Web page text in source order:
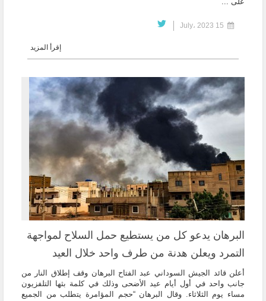
إقرأ المزيد
البرهان يدعو كل من يستطيع حمل السلاح لمواجهة
التمرد ويعلن هدنة من طرف واحد خلال العيد
أعلن قائد الجيش السوداني عبد الفتاح البرهان وقف إطلاق النار من
جانب واحد في أول أيام عيد الأضحى وذلك في كلمة بثها التلفزيون
مساء يوم الثلاثاء. وقال البرهان “حجم المؤامرة يتطلب من الجميع